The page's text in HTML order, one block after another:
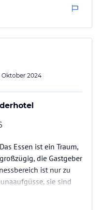
Oktober 2024
Essen ist ein Traum,
die Gastgeber
ist nur zu
sie sind
Das